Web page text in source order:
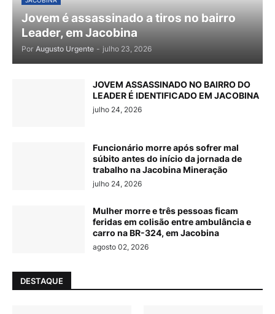
Jovem é assassinado a tiros no bairro
Leader, em Jacobina
Por Augusto Urgente - julho 23, 2026
JOVEM ASSASSINADO NO BAIRRO DO
LEADER É IDENTIFICADO EM JACOBINA
julho 24, 2026
Funcionário morre após sofrer mal
súbito antes do início da jornada de
trabalho na Jacobina Mineração
julho 24, 2026
Mulher morre e três pessoas ficam
feridas em colisão entre ambulância e
carro na BR-324, em Jacobina
agosto 02, 2026
DESTAQUE